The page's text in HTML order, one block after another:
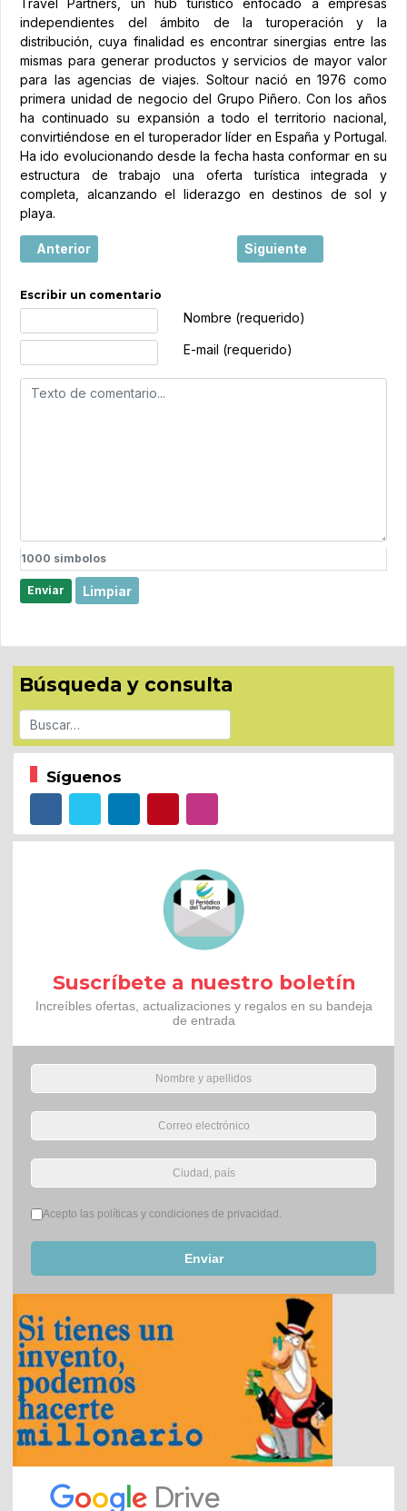
Travel Partners, un hub turístico enfocado a empresas
independientes del ámbito de la turoperación y la
distribución, cuya finalidad es encontrar sinergias entre las
mismas para generar productos y servicios de mayor valor
para las agencias de viajes. Soltour nació en 1976 como
primera unidad de negocio del Grupo Piñero. Con los años
ha continuado su expansión a todo el territorio nacional,
convirtiéndose en el turoperador líder en España y Portugal.
Ha ido evolucionando desde la fecha hasta conformar en su
estructura de trabajo una oferta turística integrada y
completa, alcanzando el liderazgo en destinos de sol y
playa.
Artículo anterior: ¿El Túnel Sumergido de Taposiris
Anterior Artículo siguiente:
Siguiente
Escribir un comentario
Nombre (requerido)
E-mail (requerido)
1000 simbolos
Enviar Limpiar
Búsqueda y consulta
Buscar
Síguenos
Suscríbete a nuestro boletín
Increíbles ofertas, actualizaciones y regalos en su bandeja
de entrada
Términos del servicio*
Acepto las políticas y condiciones de privacidad.
Enviar